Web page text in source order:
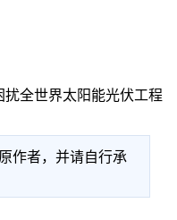
全世界太阳能光伏工程
作者，并请自行承